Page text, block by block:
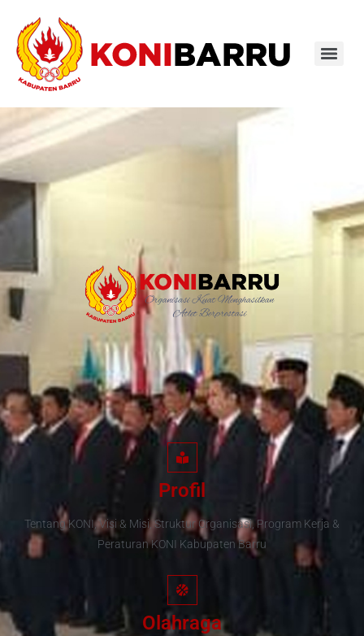
Profil
Tentang KONI, Visi & Misi, Struktur Organisasi, Program Kerja &
Peraturan KONI Kabupaten Barru
Olahraga